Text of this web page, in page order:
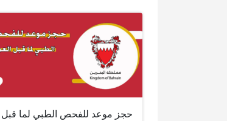
حجز موعد للفحص الطبي لما قبل